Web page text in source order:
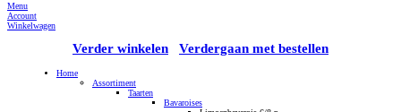
Menu
Account
Winkelwagen
Verder winkelen Verdergaan met bestellen
Home
Assortiment
Taarten
Bavaroises